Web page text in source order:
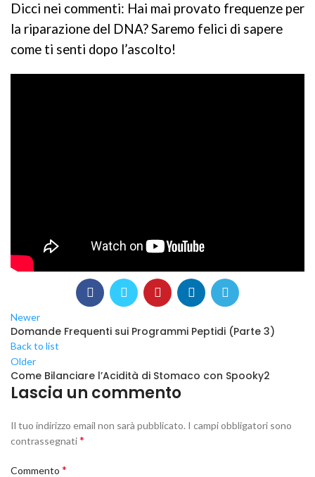
Dicci nei commenti: Hai mai provato frequenze per
la riparazione del DNA? Saremo felici di sapere
come ti senti dopo l’ascolto!
Newer
Domande Frequenti sui Programmi Peptidi (Parte 3)
Back to list
Older
Come Bilanciare l’Acidità di Stomaco con Spooky2
Lascia un commento
Il tuo indirizzo email non sarà pubblicato. I campi obbligatori sono
contrassegnati*
Commento *